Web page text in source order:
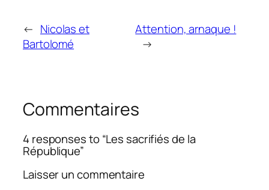
← Nicolas et
Bartolomé
Attention, arnaque !
→
Commentaires
4 responses to “Les sacrifiés de la
République”
Laisser un commentaire